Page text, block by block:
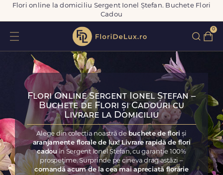
Flori online la domiciliu Sergent Ionel Ștefan. Buchete Flori
Cadou
0
Flori Online Sergent Ionel Ștefan –
Buchete de Flori și Cadouri cu
Livrare la Domiciliu
Alege din colecția noastră de buchete de floriși
aranjamente florale de lux! Livrare rapidă de flori
cadou în Sergent Ionel Ștefan, cu garanție 100%
prospețime. Surprinde pe cineva drag astăzi –
comandă acum de la cea mai apreciată florărie